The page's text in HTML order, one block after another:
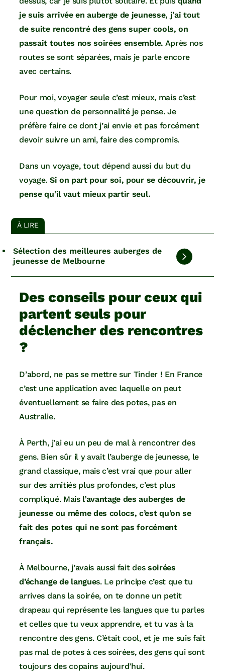
je suis arrivée en auberge de jeunesse, j’ai tout
de suite rencontré des gens super cools, on
passait toutes nos soirées ensemble. Après nos
routes se sont séparées, mais je parle encore
avec certains.
Pour moi, voyager seule c’est mieux, mais c’est
une question de personnalité je pense. Je
préfère faire ce dont j’ai envie et pas forcément
devoir suivre un ami, faire des compromis.
Dans un voyage, tout dépend aussi du but du
voyage. Si on part pour soi, pour se découvrir, je
pense qu’il vaut mieux partir seul.
À LIRE
Sélection des meilleures auberges de
jeunesse de Melbourne
Des conseils pour ceux qui
partent seuls pour
déclencher des rencontres
?
D’abord, ne pas se mettre sur Tinder ! En France
c’est une application avec laquelle on peut
éventuellement se faire des potes, pas en
Australie.
À Perth, j’ai eu un peu de mal à rencontrer des
gens. Bien sûr il y avait l’auberge de jeunesse, le
grand classique, mais c’est vrai que pour aller
sur des amitiés plus profondes, c’est plus
compliqué. Mais l’avantage des auberges de
jeunesse ou même des colocs, c’est qu’on se
fait des potes qui ne sont pas forcément
français.
À Melbourne, j’avais aussi fait des soirées
d’échange de langues. Le principe c’est que tu
arrives dans la soirée, on te donne un petit
drapeau qui représente les langues que tu parles
et celles que tu veux apprendre, et tu vas à la
rencontre des gens. C’était cool, et je me suis fait
pas mal de potes à ces soirées, des gens qui sont
toujours des copains aujourd’hui.